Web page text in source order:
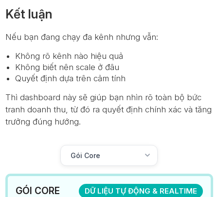
Kết luận
Nếu bạn đang chạy đa kênh nhưng vẫn:
Không rõ kênh nào hiệu quả
Không biết nên scale ở đâu
Quyết định dựa trên cảm tính
Thì dashboard này sẽ giúp bạn nhìn rõ toàn bộ bức
tranh doanh thu, từ đó ra quyết định chính xác và tăng
trưởng đúng hướng.
GÓI CORE DỮ LIỆU TỰ ĐỘNG & REALTIME